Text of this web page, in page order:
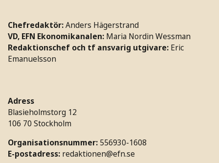
Chefredaktör:Anders Hägerstrand
VD, EFN Ekonomikanalen: Maria Nordin Wessman
Redaktionschef och tf ansvarig utgivare: Eric
Emanuelsson
Adress
Blasieholmstorg 12
106 70 Stockholm
Organisationsnummer: 556930-1608
E-postadress: redaktionen@efn.se